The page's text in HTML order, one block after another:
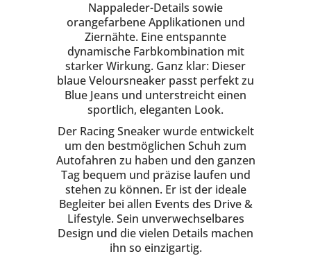
Nappaleder-Details sowie
orangefarbene Applikationen und
Ziernähte. Eine entspannte
dynamische Farbkombination mit
starker Wirkung. Ganz klar: Dieser
blaue Veloursneaker passt perfekt zu
Blue Jeans und unterstreicht einen
sportlich, eleganten Look.
Der Racing Sneaker wurde entwickelt
um den bestmöglichen Schuh zum
Autofahren zu haben und den ganzen
Tag bequem und präzise laufen und
stehen zu können. Er ist der ideale
Begleiter bei allen Events des Drive &
Lifestyle. Sein unverwechselbares
Design und die vielen Details machen
ihn so einzigartig.